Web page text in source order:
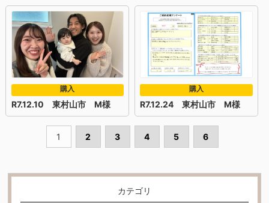
購入
R7.12.10 東村山市 M様
購入
R7.12.24 東村山市 M様
1 2 3 4 5 6
カテゴリ